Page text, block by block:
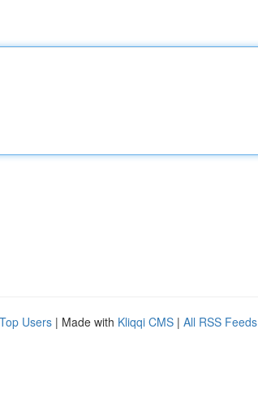
Top Users | Made with Kliqqi CMS | All RSS Feeds